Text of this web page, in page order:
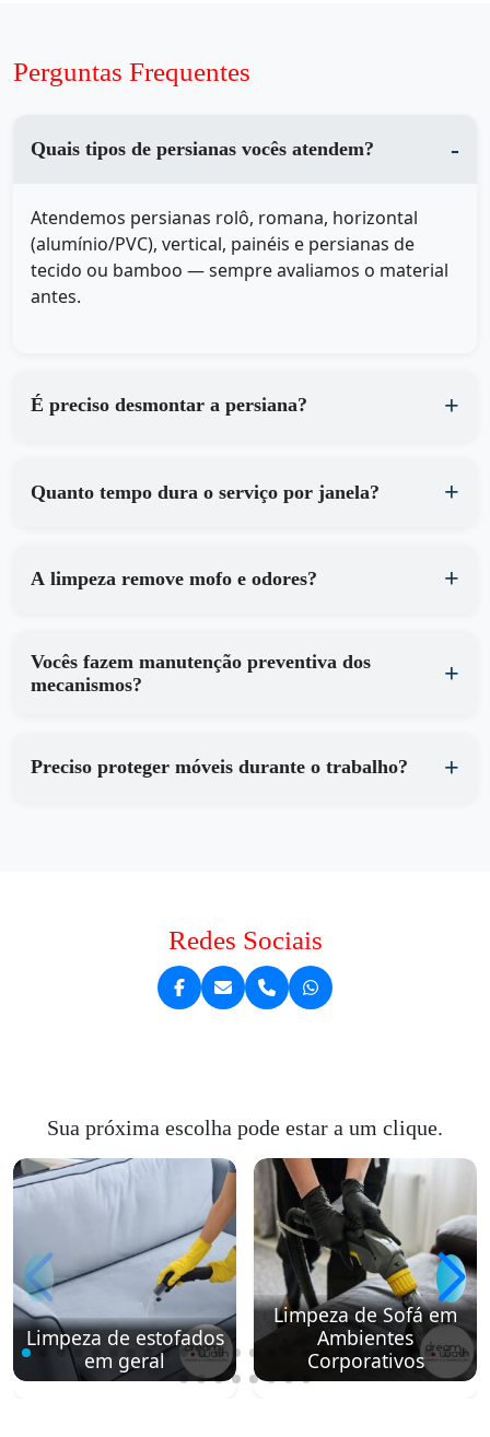
Perguntas Frequentes
Quais tipos de persianas vocês atendem?
Atendemos persianas rolô, romana, horizontal
(alumínio/PVC), vertical, painéis e persianas de
tecido ou bamboo — sempre avaliamos o material
antes.
É preciso desmontar a persiana?
Quanto tempo dura o serviço por janela?
A limpeza remove mofo e odores?
Vocês fazem manutenção preventiva dos
mecanismos?
Preciso proteger móveis durante o trabalho?
Redes Sociais
Sua próxima escolha pode estar a um clique.
Limpeza de estofados
em geral
Limpeza de Sofá em
Ambientes
Corporativos